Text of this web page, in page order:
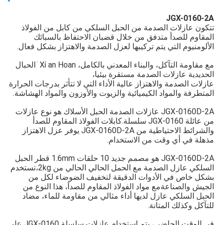
JGX-0160-2A
تتكون عازلات الصدمة من الحبل السلكي من كابل من الفولاذ
المقاوم للصدأ متدفق من خلال قضبان الاحتفاظ بالسبائك
الألومنيوم التي يتم تركيبها لعزل الصدمة والاهتزاز بشكل فعال.
مع مقاومة التآكل، والبناء المعدني بالكامل، Xi ̇an Hoan ̇ الحبال
الحديدية عازلات الصدمة مستقرة بيئيا،
عازلات الصدمة والاهتزاز عالية الأداء التي لا تتأثر بدرجات الحرارة
المتطرفة والمواد الكيميائية والزيوت والأوزون والمواد الهشاشة.
JGX-0160D-2A عازلات الصدمة الحبل الأسلاك هو نوع عازلات
من عائلة JGX-0160 سلسلة.كابلات الفولاذ المقاوم للصدأ
والشرائط الاحتياطية من JGX-0160D-2A يوفر عزل الاهتزاز
مذهلة في أي وقت من الاستخدام.
JGX-0160D-2A هو مصمم جديد 10 حلقات 1.6mm قطر الحبل
السلكي عازل الصدمة مع الحمل الحالي الحالي من 2kg،تستخدم
بشكل خاص في الأدوات الدقيقة لتخفيف الضوضاء لكل من
الجيش والصناعةمع مواد الفولاذ المقاوم للصدأ، هذا النوع من
الحبل السلكي عازل لديها أداء مثالي من مقاومة للماء، مضاد
للتآكل وكذلك المتانة.